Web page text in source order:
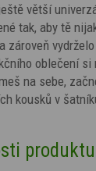
větší
tak, aby tě
zároveň
oblečení si
na sebe,
kousků v
produktu